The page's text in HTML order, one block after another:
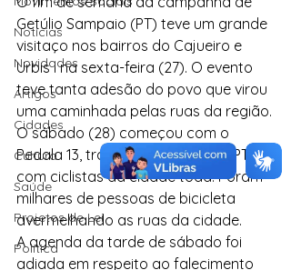
Notícias
Novidades
Artigos
Cidades
Cultura
Saúde
Projetos de Lei
Política
Getúlio Sampaio (PT) teve um grande
visitaço nos bairros do Cajueiro e
Urbis I na sexta-feira (27). O evento
teve tanta adesão do povo que virou
uma caminhada pelas ruas da região.
O sábado (28) começou com o
Pedala 13, tradicional evento do PT
com ciclistas da cidade toda. Foram
milhares de pessoas de bicicleta
avermelhando as ruas da cidade.
A agenda da tarde de sábado foi
adiada em respeito ao falecimento